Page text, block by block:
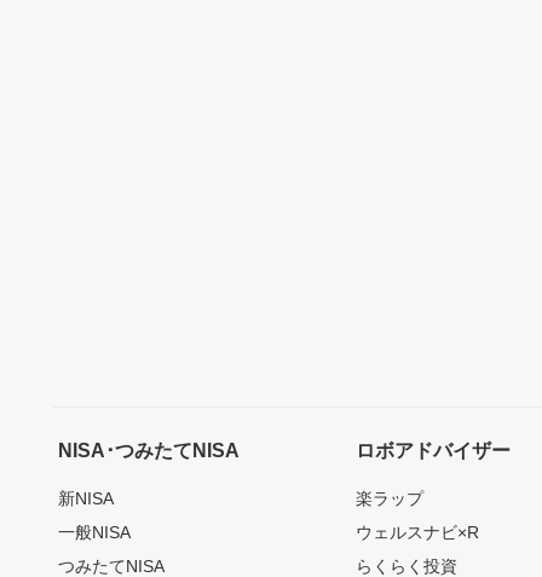
NISA･つみたてNISA
新NISA
一般NISA
つみたてNISA
ロボアドバイザー
楽ラップ
ウェルスナビ×R
らくらく投資